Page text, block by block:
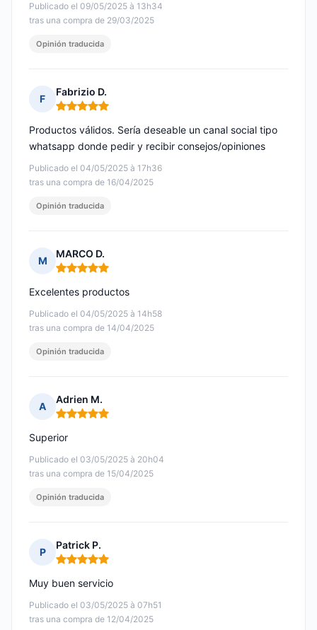
Publicado el 09/05/2025 à 13h34
tras una compra de 29/03/2025
Opinión traducida
F
Fabrizio D.
Nota: 5 de 5
Publicado el 04/05/2025 à 17h36
tras una compra de 16/04/2025
Productos válidos. Sería deseable un canal social tipo
whatsapp donde pedir y recibir consejos/opiniones
Opinión traducida
M
MARCO D.
Nota: 5 de 5
Publicado el 04/05/2025 à 14h58
tras una compra de 14/04/2025
Excelentes productos
Opinión traducida
A
Adrien M.
Nota: 5 de 5
Publicado el 03/05/2025 à 20h04
tras una compra de 15/04/2025
Superior
Opinión traducida
P
Patrick P.
Nota: 5 de 5
Publicado el 03/05/2025 à 07h51
tras una compra de 12/04/2025
Muy buen servicio